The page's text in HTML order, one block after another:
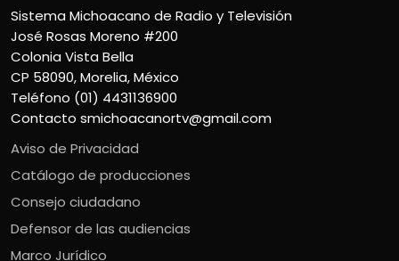
Sistema Michoacano de Radio y Televisión
José Rosas Moreno #200
Colonia Vista Bella
CP 58090, Morelia, México
Teléfono (01) 4431136900
Contacto smichoacanortv@gmail.com
Aviso de Privacidad
Catálogo de producciones
Consejo ciudadano
Defensor de las audiencias
Marco Jurídico